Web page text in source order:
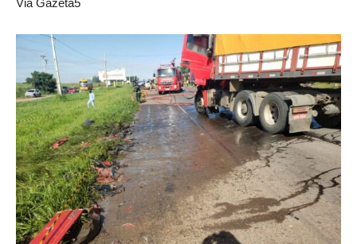
Via Gazeta5